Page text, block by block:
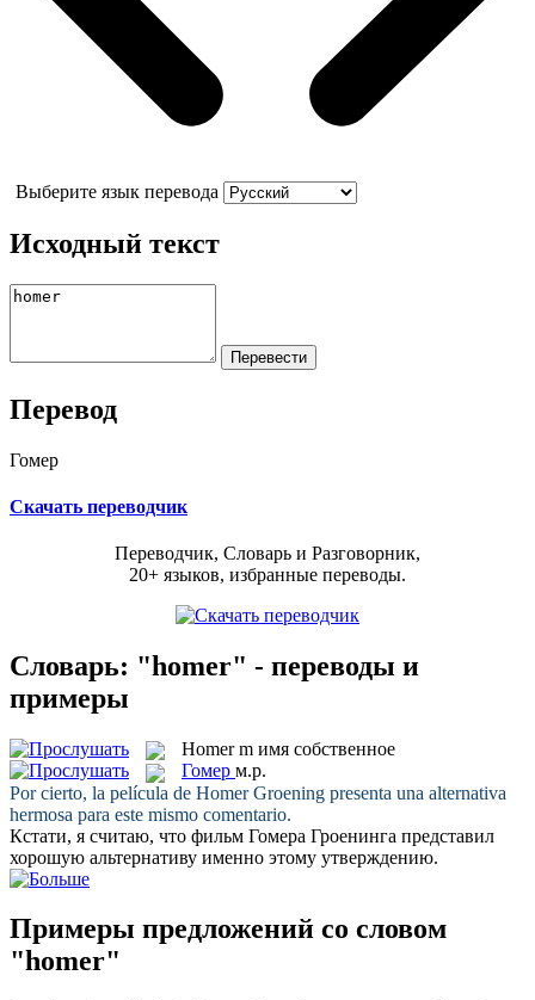
Выберите язык перевода
Исходный текст
Перевод
Гомер
Скачать переводчик
Переводчик, Словарь и Разговорник,
20+ языков, избранные переводы.
Словарь: "homer" - переводы и
примеры
Homer m имя собственное
Гомер м.р.
Por cierto, la película de HomerGroening presenta una alternativa
hermosa para este mismo comentario.
Кстати, я считаю, что фильм Гомера Гроенинга представил
хорошую альтернативу именно этому утверждению.
Примеры предложений со словом
"homer"